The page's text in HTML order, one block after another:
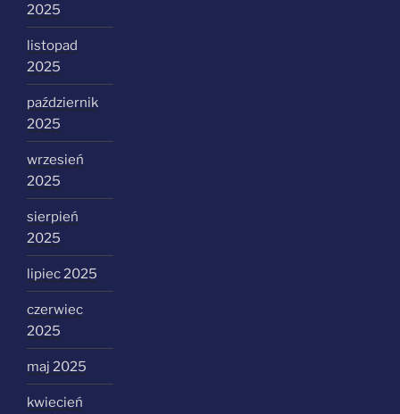
2025
listopad
2025
październik
2025
wrzesień
2025
sierpień
2025
lipiec 2025
czerwiec
2025
maj 2025
kwiecień